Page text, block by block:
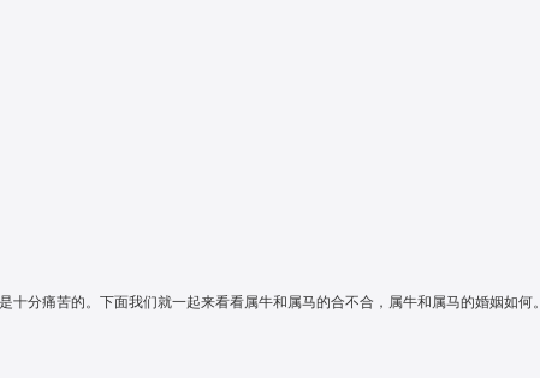
分痛苦的。下面我们就一起来看看属牛和属马的合不合，属牛和属马的婚姻如何。